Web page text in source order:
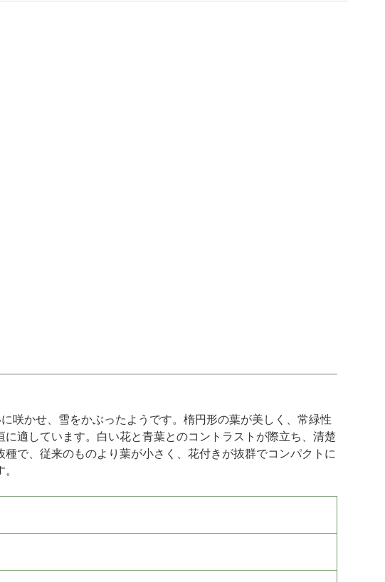
咲かせ、雪をかぶったようです。楕円形の葉が美しく、常緑性
適しています。白い花と青葉とのコントラストが際立ち、清楚
で、従来のものより葉が小さく、花付きが抜群でコンパクトに